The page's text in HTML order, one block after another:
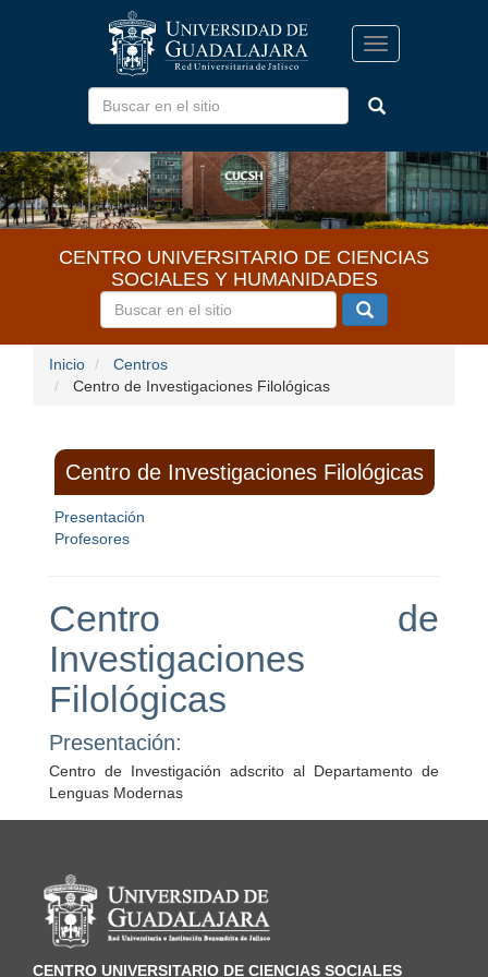
Toggle
navigation
CENTRO UNIVERSITARIO DE CIENCIAS
SOCIALES Y HUMANIDADES
Inicio
Centros
Centro de Investigaciones Filológicas
Centro de
Investigaciones
Filológicas
Presentación:
Centro de Investigación adscrito al Departamento de
Lenguas Modernas
Centro de Investigaciones Filológicas
Presentación
Profesores
Información del portal
CENTRO UNIVERSITARIO DE CIENCIAS SOCIALES